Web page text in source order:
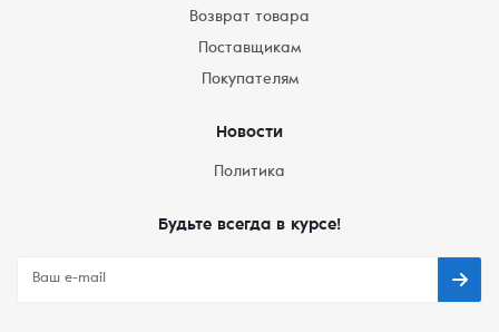
Возврат товара
Поставщикам
Покупателям
Новости
Политика
Будьте всегда в курсе!